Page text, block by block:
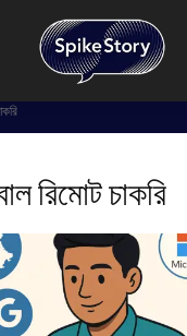
রিমোট চাকরি